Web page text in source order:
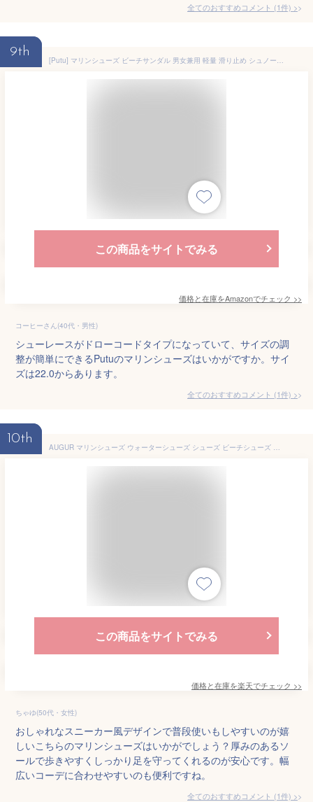
全てのおすすめコメント (1件) >
9th
[Putu] マリンシューズ ビーチサンダル 男女兼用 軽量 滑り止め シュノーケリング アクアシューズ ウォーターシューズ 通気性 水陸両用 シューズ 23.0cm
この商品をサイトでみる
価格と在庫をAmazonでチェック >>
コーヒーさん(40代・男性)
シューレースがドローコードタイプになっていて、サイズの調
整が簡単にできるPutuのマリンシューズはいかがですか。サイ
ズは22.0からあります。
全てのおすすめコメント (1件) >
10th
AUGUR マリンシューズ ウォーターシューズ シューズ ビーチシューズ スポーツサンダル メンズ アクアシューズ サンダル 滑らない 水陸両用 登山 軽量通気 アウトドア 旅行 夏 陸上 水中 海 アクア マリンスポーツ リーフブーツ モード オシャレ きれめ aaa
この商品をサイトでみる
価格と在庫を楽天でチェック >>
ちゃゆ(50代・女性)
おしゃれなスニーカー風デザインで普段使いもしやすいのが嬉
しいこちらのマリンシューズはいかがでしょう？厚みのあるソ
ールで歩きやすくしっかり足を守ってくれるのが安心です。幅
広いコーデに合わせやすいのも便利ですね。
全てのおすすめコメント (1件) >